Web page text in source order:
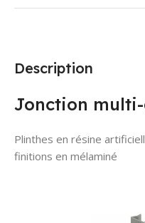
Description
Jonction
Plinthes en résine
finitions en mélaminé